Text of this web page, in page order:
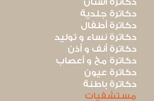
دكاترة أسنان
دكاترة جلدية
دكاترة أطفال
دكاترة نساء و توليد
دكاترة أنف و أذن
دكاترة مخ و أعصاب
دكاترة عيون
دكاترة باطنة
مستشفيات